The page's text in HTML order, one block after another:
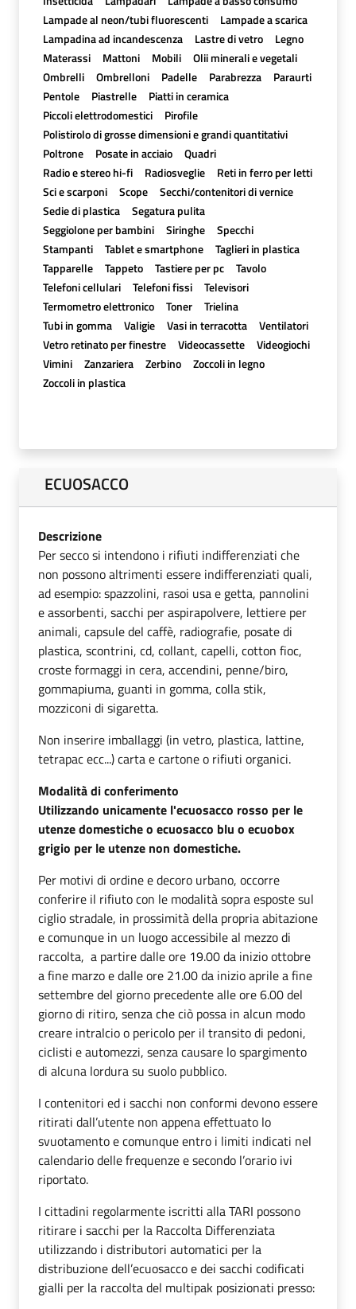
Lampade al neon/tubi fluorescenti
Lampade a scarica
Lampadina ad incandescenza
Lastre di vetro
Legno
Materassi
Mattoni Mobili
Olii minerali e vegetali
Ombrelli
Ombrelloni Padelle Parabrezza
Paraurti
Pentole
Piastrelle
Piatti in ceramica
Piccoli elettrodomestici
Pirofile
Polistirolo di grosse dimensioni e grandi quantitativi
Poltrone
Posate in acciaio
Quadri
Radio e stereo hi-fi
Radiosveglie
Reti in ferro per letti
Sci e scarponi
Scope
Secchi/contenitori di vernice
Sedie di plastica
Segatura pulita
Seggiolone per bambini
Siringhe
Specchi
Stampanti
Tablet e smartphone
Taglieri in plastica
Tapparelle
Tappeto Tastiere per pc
Tavolo
Telefoni cellulari
Telefoni fissi
Televisori
Termometro elettronico
Toner
Trielina
Tubi in gomma
Valigie Vasi in terracotta
Ventilatori
Vetro retinato per finestre
Videocassette
Videogiochi
Vimini
Zanzariera Zerbino
Zoccoli in legno
Zoccoli in plastica
ECUOSACCO
Descrizione
Per secco si intendono i rifiuti indifferenziati che
non possono altrimenti essere indifferenziati quali,
ad esempio: spazzolini, rasoi usa e getta, pannolini
e assorbenti, sacchi per aspirapolvere, lettiere per
animali, capsule del caffè, radiografie, posate di
plastica, scontrini, cd, collant, capelli, cotton fioc,
croste formaggi in cera, accendini, penne/biro,
gommapiuma, guanti in gomma, colla stik,
mozziconi di sigaretta.
Non inserire imballaggi (in vetro, plastica, lattine,
tetrapac ecc...) carta e cartone o rifiuti organici.
Modalità di conferimento
Utilizzando unicamente l'ecuosacco rosso per le
utenze domestiche o ecuosacco blu o ecuobox
grigio per le utenze non domestiche.
Per motivi di ordine e decoro urbano, occorre
conferire il rifiuto con le modalità sopra esposte sul
ciglio stradale, in prossimità della propria abitazione
e comunque in un luogo accessibile al mezzo di
raccolta, a partire dalle ore 19.00 da inizio ottobre
a fine marzo e dalle ore 21.00 da inizio aprile a fine
settembre del giorno precedente alle ore 6.00 del
giorno di ritiro, senza che ciò possa in alcun modo
creare intralcio o pericolo per il transito di pedoni,
ciclisti e automezzi, senza causare lo spargimento
di alcuna lordura su suolo pubblico.
I contenitori ed i sacchi non conformi devono essere
ritirati dall’utente non appena effettuato lo
svuotamento e comunque entro i limiti indicati nel
calendario delle frequenze e secondo l’orario ivi
riportato.
I cittadini regolarmente iscritti alla TARI possono
ritirare i sacchi per la Raccolta Differenziata
utilizzando i distributori automatici per la
distribuzione dell’ecuosacco e dei sacchi codificati
gialli per la raccolta del multipak posizionati presso: